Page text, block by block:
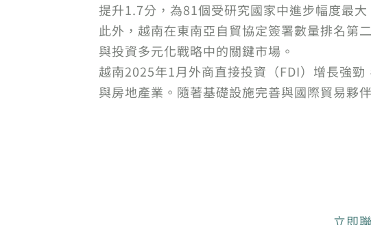
提升1.7分，為81個受研究國家中進步幅度最大
此外，越南在東南亞自貿協定簽署數量排名第
與投資多元化戰略中的關鍵市場。
越南2025年1月外商直接投資（FDI）增長強
與房地產業。隨著基礎設施完善與國際貿易夥
立即